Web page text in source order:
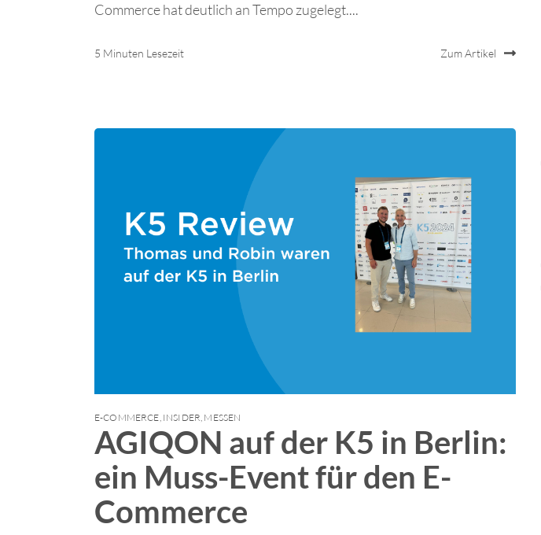
Commerce hat deutlich an Tempo zugelegt....
5 Minuten Lesezeit Zum Artikel
E-COMMERCE, INSIDER, MESSEN
AGIQON auf der K5 in Berlin:
ein Muss-Event für den E-
Commerce